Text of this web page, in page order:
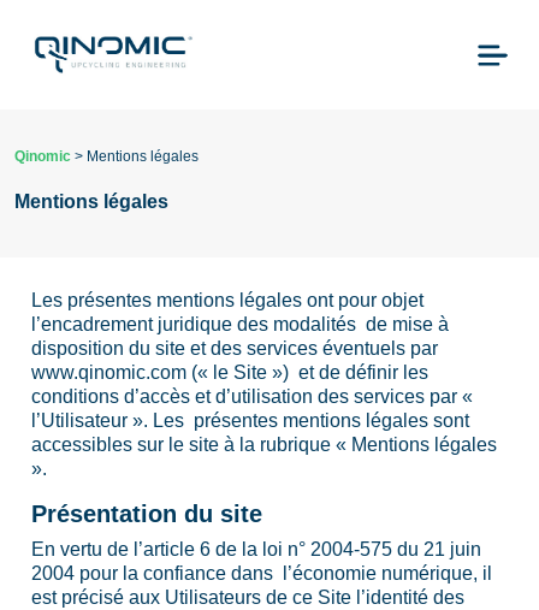
Qinomic > Mentions légales
Mentions légales
Les présentes mentions légales ont pour objet
l’encadrement juridique des modalités de mise à
disposition du site et des services éventuels par
www.qinomic.com (« le Site ») et de définir les
conditions d’accès et d’utilisation des services par «
l’Utilisateur ». Les présentes mentions légales sont
accessibles sur le site à la rubrique « Mentions légales
».
Présentation du site
En vertu de l’article 6 de la loi n° 2004-575 du 21 juin
2004 pour la confiance dans l’économie numérique, il
est précisé aux Utilisateurs de ce Site l’identité des